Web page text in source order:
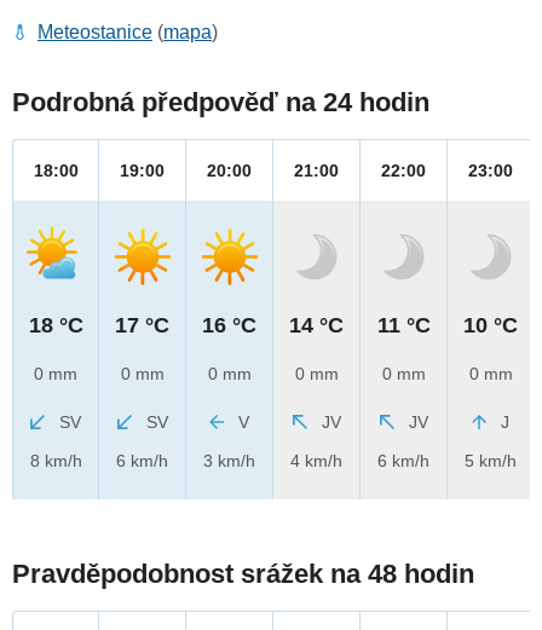
Meteostanice (mapa)
Podrobná předpověď na 24 hodin
18:00
18 °C
0 mm
SV
8 km/h
19:00
17 °C
0 mm
SV
6 km/h
20:00
16 °C
0 mm
V
3 km/h
21:00
14 °C
0 mm
JV
4 km/h
22:00
11 °C
0 mm
JV
6 km/h
23:00
10 °C
0 mm
J
5 km/h
Pravděpodobnost srážek na 48 hodin